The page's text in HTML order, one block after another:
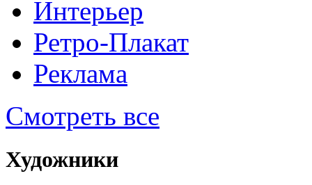
Интерьер
Ретро-Плакат
Реклама
Смотреть все
Художники